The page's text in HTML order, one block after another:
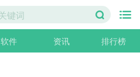
软件 资讯 排行榜